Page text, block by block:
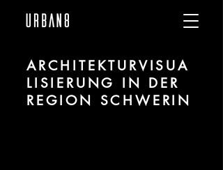
ARCHITEKTURVISUA
LISIERUNG IN DER
REGION SCHWERIN